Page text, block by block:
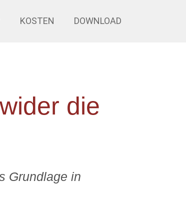
KOSTEN DOWNLOAD
die
Grundlage in